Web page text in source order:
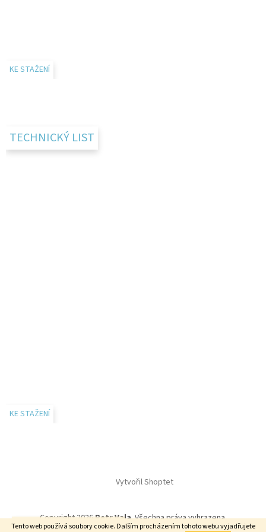
Tento web používá soubory cookie. Dalším procházením tohoto webu vyjadřujete
E-SHOP je právě ve výstavbě.
KE STAŽENÍ
TECHNICKÝ LIST
KE STAŽENÍ
Vytvořil Shoptet
Copyright 2026Petr Vala. Všechna práva vyhrazena.